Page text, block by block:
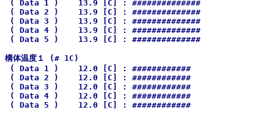
( Data 1 )    13.9 [C] : ##############
( Data 2 )    13.9 [C] : ##############
( Data 3 )    13.9 [C] : ##############
( Data 4 )    13.9 [C] : ##############
( Data 5 )    13.9 [C] : ##############
構体温度１ (# 1C)
( Data 1 )    12.0 [C] : ############
( Data 2 )    12.0 [C] : ############
( Data 3 )    12.0 [C] : ############
( Data 4 )    12.0 [C] : ############
( Data 5 )    12.0 [C] : ############